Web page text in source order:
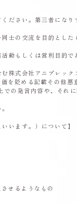
ださい。第三者にな
士の交流を目的とし
動もしくは営利目的
株式会社アニプレッ
を貶める記載その他悪
の発言内容や、それ
います。）について】
せるようなもの